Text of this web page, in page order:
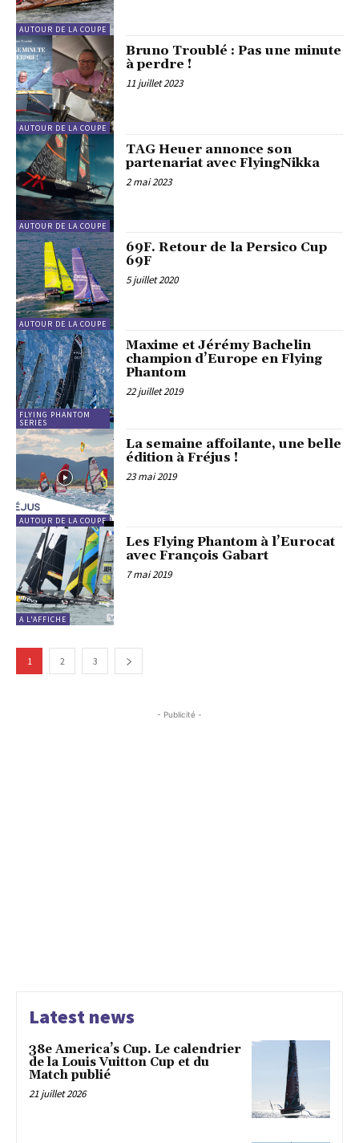
AUTOUR DE LA COUPE
AUTOUR DE LA COUPE
Bruno Troublé : Pas une minute
à perdre !
11 juillet 2023
AUTOUR DE LA COUPE
TAG Heuer annonce son
partenariat avec FlyingNikka
2 mai 2023
AUTOUR DE LA COUPE
69F. Retour de la Persico Cup
69F
5 juillet 2020
FLYING PHANTOM
SERIES
Maxime et Jérémy Bachelin
champion d’Europe en Flying
Phantom
22 juillet 2019
AUTOUR DE LA COUPE
La semaine affoilante, une belle
édition à Fréjus !
23 mai 2019
A L'AFFICHE
Les Flying Phantom à l’Eurocat
avec François Gabart
7 mai 2019
1 2 3
- Publicité -
Latest news
38e America’s Cup. Le calendrier
de la Louis Vuitton Cup et du
Match publié
21 juillet 2026